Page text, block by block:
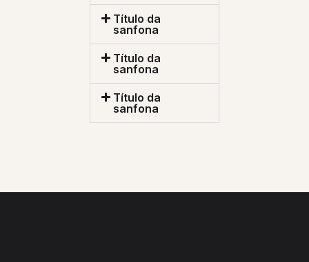
Título da
sanfona
Título da
sanfona
Título da
sanfona